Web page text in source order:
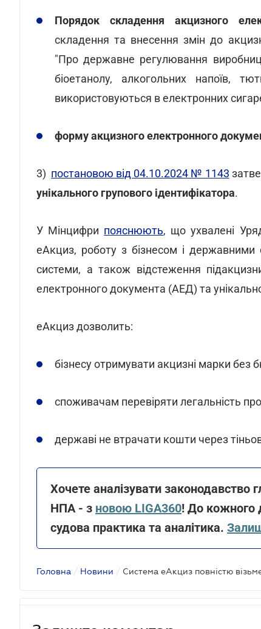
Порядок складення акцизного
складення та внесення змін до
"Про державне регулювання
біоетанолу, алкогольних напоїв,
використовуються в електронних
форму акцизного електронного
3) постановою від 04.10.2024 № 1143
унікального групового ідентифікатора.
У Мінцифри пояснюють, що ухвалені
еАкциз, роботу з бізнесом і
системи, а також відстеження
електронного документа (АЕД) та
еАкциз дозволить:
бізнесу отримувати акцизні марки без
споживачам перевіряти легальність
державі не втрачати кошти через
Хочете аналізувати
НПА - з новою LIGA360! До кожного
судова практика та аналітика.
Головна / Новини /